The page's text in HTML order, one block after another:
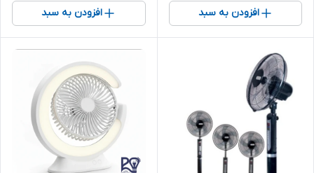
افزودن به سبد افزودن به سبد